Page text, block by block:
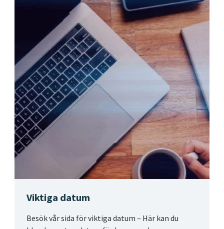
Viktiga datum
Besök vår sida för viktiga datum – Här kan du